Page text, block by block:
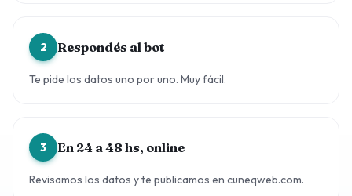
2 Respondés al bot
Te pide los datos uno por uno. Muy fácil.
3 En 24 a 48 hs, online
Revisamos los datos y te publicamos en cuneqweb.com.